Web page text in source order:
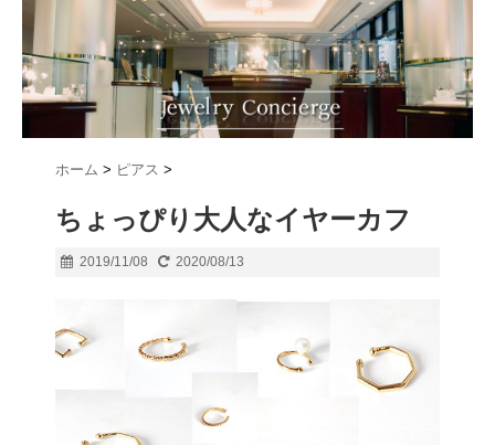
ホーム > ピアス >
ちょっぴり大人なイヤーカフ
2019/11/08 2020/08/13